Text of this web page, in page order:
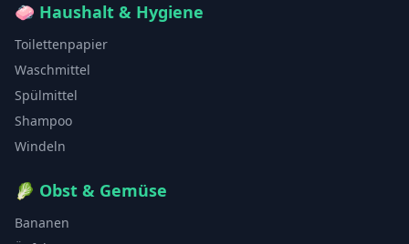
🧼 Haushalt & Hygiene
Toilettenpapier
Waschmittel
Spülmittel
Shampoo
Windeln
🥬 Obst & Gemüse
Bananen